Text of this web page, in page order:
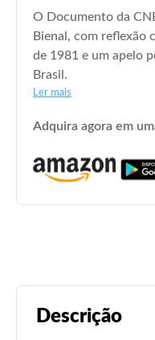
O Documento da
Bienal, com reflexão
de 1981 e um apelo
Brasil.
Ler mais
Adquira agora em
Descrição